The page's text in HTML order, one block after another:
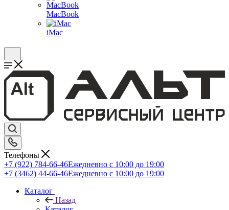
MacBook
iMac
Телефоны
+7 (922) 784-66-46Ежедневно с 10:00 до 19:00
+7 (3462) 44-66-46Ежедневно с 10:00 до 19:00
Каталог
Назад